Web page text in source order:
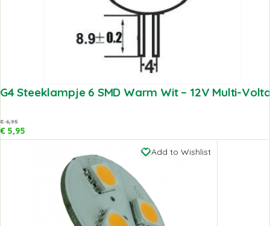
G4 Steeklampje 6 SMD Warm Wit – 12V Multi-
€6,95
€5,95
Add to Wishlist